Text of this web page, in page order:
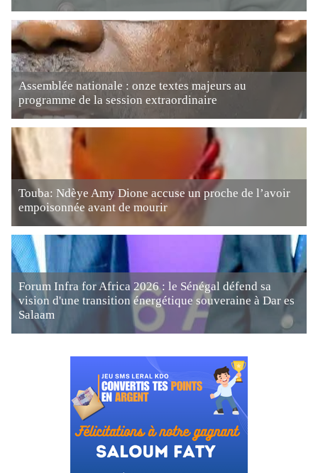
Assemblée nationale : onze textes majeurs au
programme de la session extraordinaire
Touba: Ndèye Amy Dione accuse un proche de l’avoir
empoisonnée avant de mourir
Forum Infra for Africa 2026 : le Sénégal défend sa
vision d'une transition énergétique souveraine à Dar es
Salaam